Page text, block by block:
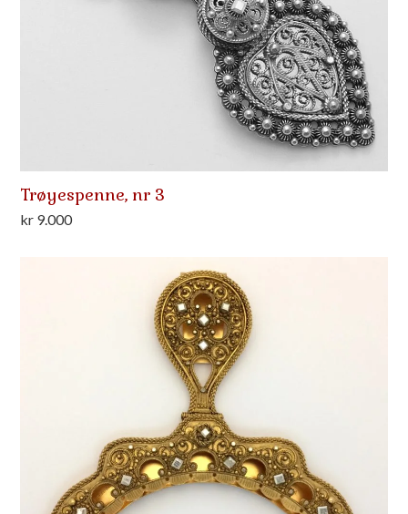
Trøyespenne, nr 3
kr 9.000